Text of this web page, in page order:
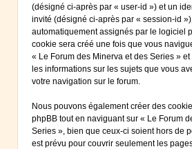
(désigné ci-après par « user-id ») et un
invité (désigné ci-après par « session-id
automatiquement assignés par le logiciel
cookie sera créé une fois que vous
« Le Forum des Minerva et des Series »
les informations sur les sujets que vous
votre navigation sur le forum.
Nous pouvons également créer des
phpBB tout en naviguant sur « Le Forum
Series », bien que ceux-ci soient hors de
est prévu pour couvrir seulement les